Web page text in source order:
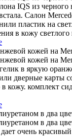
IQS из черного
Салон
пластик на
в кожу
кожей на
кожей на
в яркую
дверные карты
кожу. комплект
в два
в два
очень